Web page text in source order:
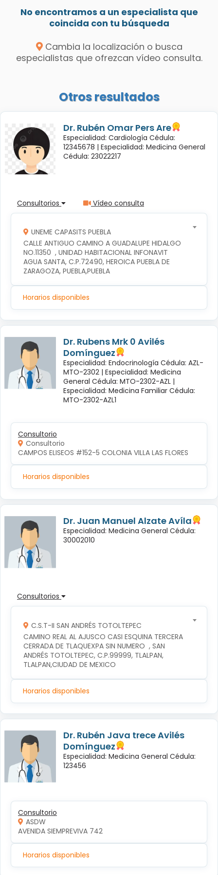
No encontramos a un especialista que
coincida con tu búsqueda
Cambia la localización o busca
especialistas que ofrezcan vídeo consulta.
Otros resultados
Dr. Rubén Omar Pers Are
Especialidad: Cardiología Cédula:
12345678 | Especialidad: Medicina General
Cédula: 23022217
Consultorios Vídeo consulta
UNEME CAPASITS PUEBLA
CALLE ANTIGUO CAMINO A GUADALUPE HIDALGO
NO.11350  , UNIDAD HABITACIONAL INFONAVIT
AGUA SANTA, C.P.72490, HEROICA PUEBLA DE
ZARAGOZA, PUEBLA,PUEBLA
Horarios disponibles
Dr. Rubens Mrk 0 Avilés
Domínguez
Especialidad: Endocrinología Cédula: AZL-
MTO-2302 | Especialidad: Medicina
General Cédula: MTO-2302-AZL |
Especialidad: Medicina Familiar Cédula:
MTO-2302-AZL1
Consultorio
Consultorio
CAMPOS ELISEOS #152-5 COLONIA VILLA LAS FLORES
Horarios disponibles
Dr. Juan Manuel Alzate Avíla
Especialidad: Medicina General Cédula:
30002010
Consultorios
C.S.T-II SAN ANDRÉS TOTOLTEPEC
CAMINO REAL AL AJUSCO CASI ESQUINA TERCERA
CERRADA DE TLAQUEXPA SIN NUMERO  , SAN
ANDRÉS TOTOLTEPEC, C.P.99999, TLALPAN,
TLALPAN,CIUDAD DE MEXICO
Horarios disponibles
Dr. Rubén Java trece Avilés
Domínguez
Especialidad: Medicina General Cédula:
123456
Consultorio
ASDW
AVENIDA SIEMPREVIVA 742
Horarios disponibles